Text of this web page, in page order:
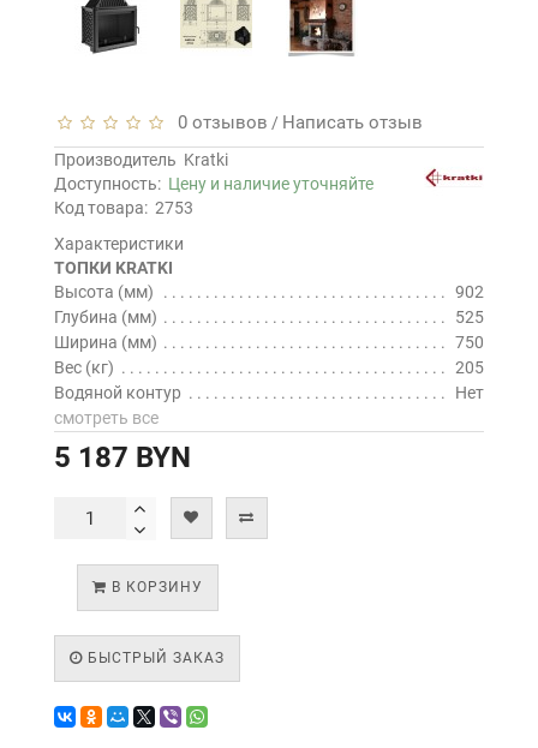
0 отзывов / Написать отзыв
Производитель Kratki
Доступность: Цену и наличие уточняйте
Код товара: 2753
Характеристики
ТОПКИ KRATKI
Высота (мм)
902
Глубина (мм)
525
Ширина (мм)
750
Вес (кг)
205
Водяной контур
Нет
смотреть все
5 187 BYN
В КОРЗИНУ
БЫСТРЫЙ ЗАКАЗ